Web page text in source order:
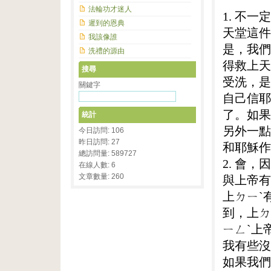
1. 不一
天堂這
是，我
得救上
受洗，
自己信
了。如
另外一
和耶穌
2. 會，
與上帝
上ㄉㄧ
到，上
ㄧㄥˋ上
我有些
如果我
法輪功才迷人
遲到的恩典
我該像誰
洗禮的源由
搜尋
關鍵字
統計
今日訪問: 106
昨日訪問: 27
總訪問量: 589727
在線人數: 6
文章數量: 260